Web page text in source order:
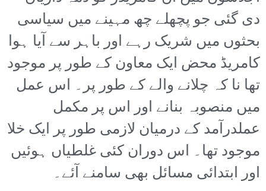
دی گئی جو پچھلے چھ مہینے میں سیاسی
بحثوں میں شریک رہے اور باہر سے آیا ہوا
کامریڈ محض ایک معاون کے طور پر موجود
تھا نا کہ چلانے والے کے طور پر۔ اس عمل
میں منصوبہ بنانے اور اس پر مکمل
عملدرآمد کے درمیان لازمی طور پر ایک خلا
موجود تھا۔ اس دوران کئی غلطیاں ہوئیں
اور ابتدائی مسائل بھی سامنے آئے۔